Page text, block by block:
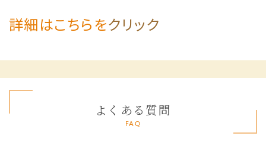
詳細はこちらをクリック
よくある質問
FAQ